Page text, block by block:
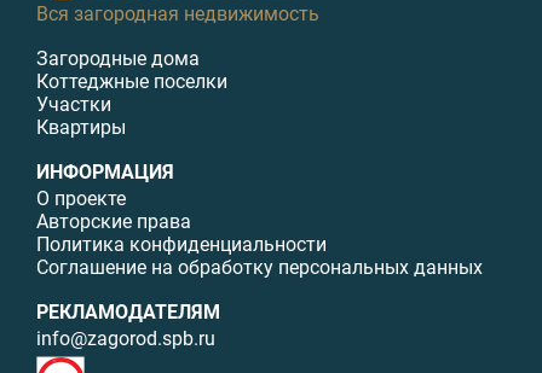
Вся загородная недвижимость
Загородные дома
Коттеджные поселки
Участки
Квартиры
ИНФОРМАЦИЯ
О проекте
Авторские права
Политика конфиденциальности
Соглашение на обработку персональных данных
РЕКЛАМОДАТЕЛЯМ
info@zagorod.spb.ru